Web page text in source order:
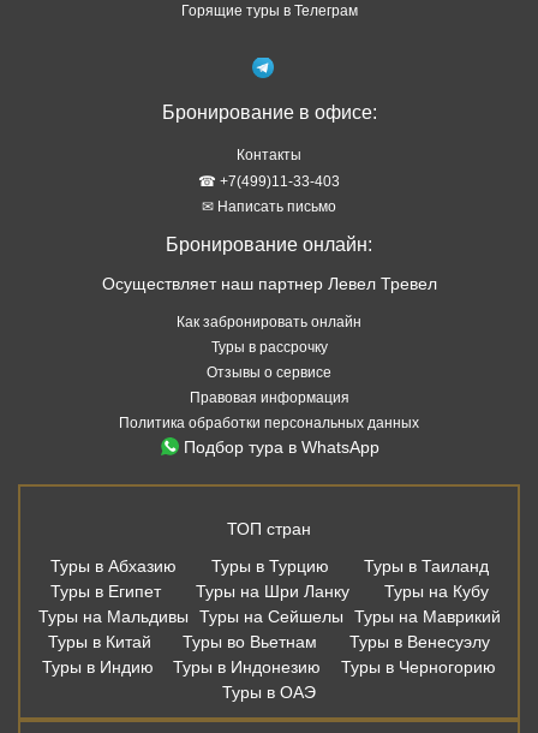
Горящие туры в Телеграм
Бронирование в офисе:
Контакты
☎ +7(499)11-33-403
✉ Написать письмо
Бронирование онлайн:
Осуществляет наш партнер Левел Тревел
Как забронировать онлайн
Туры в рассрочку
Отзывы о сервисе
Правовая информация
Политика обработки персональных данных
Подбор тура в WhatsApp
ТОП стран
Туры в Абхазию
Туры в Турцию
Туры в Таиланд
Туры в Египет
Туры на Шри Ланку
Туры на Кубу
Туры на Мальдивы
Туры на Сейшелы
Туры на Маврикий
Туры в Китай
Туры во Вьетнам
Туры в Венесуэлу
Туры в Индию
Туры в Индонезию
Туры в Черногорию
Туры в ОАЭ